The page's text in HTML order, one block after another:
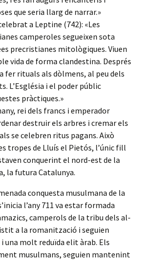
que seria llarg de narrar.»
a Leptine (742): «Les
camperoles segueixen sota
precristianes mitològiques. Viuen
vida de forma clandestina. Després
fer rituals als dòlmens, al peu dels
L’Església i el poder públic
pràctiques.»
rei dels francs i emperador
destruir els arbres i cremar els
se celebren ritus pagans. Això
tropes de Lluís el Pietós, l’únic fill
conquerint el nord-est de la
la futura Catalunya.
conquesta musulmana de la
l’any 711 va estar formada
camperols de la tribu dels al-
a la romanització i seguien
una molt reduïda elit àrab. Els
musulmans, seguien mantenint